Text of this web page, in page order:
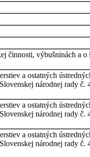
činnosti, výbušninách a
a ostatných
národnej rady
a ostatných
národnej rady
a ostatných
národnej rady